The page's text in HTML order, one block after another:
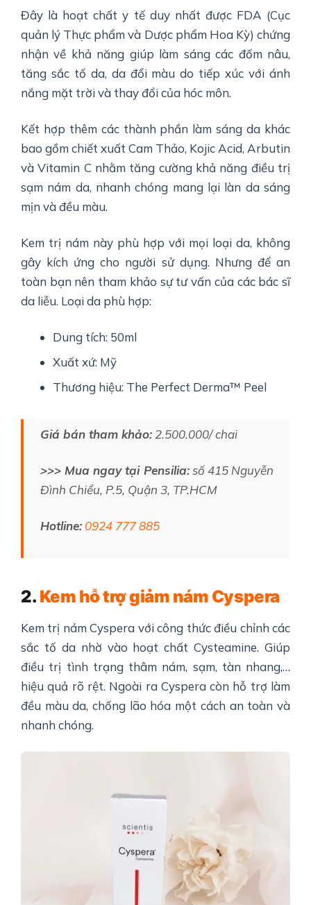
Đây là hoạt chất y tế duy nhất được FDA (Cục
quản lý Thực phẩm và Dược phẩm Hoa Kỳ) chứng
nhận về khả năng giúp làm sáng các đốm nâu,
tăng sắc tố da, da đổi màu do tiếp xúc với ánh
nắng mặt trời và thay đổi của hóc môn.
Kết hợp thêm các thành phần làm sáng da khác
bao gồm chiết xuất Cam Thảo, Kojic Acid, Arbutin
và Vitamin C nhằm tăng cường khả năng điều trị
sạm nám da, nhanh chóng mang lại làn da sáng
mịn và đều màu.
Kem trị nám này phù hợp với mọi loại da, không
gây kích ứng cho người sử dụng. Nhưng để an
toàn bạn nên tham khảo sự tư vấn của các bác sĩ
da liễu. Loại da phù hợp:
Dung tích: 50ml
Xuất xứ: Mỹ
Thương hiệu: The Perfect Derma™ Peel
Giá bán tham khảo:2.500.000/ chai
>>> Mua ngay tại Pensilia:số 415 Nguyễn
Đình Chiểu, P.5, Quận 3, TP.HCM
Hotline: 0924 777 885
2. Kem hỗ trợ giảm nám Cyspera
Kem trị nám Cyspera với công thức điều chỉnh các
sắc tố da nhờ vào hoạt chất Cysteamine. Giúp
điều trị tình trạng thâm nám, sạm, tàn nhang,…
hiệu quả rõ rệt. Ngoài ra Cyspera còn hỗ trợ làm
đều màu da, chống lão hóa một cách an toàn và
nhanh chóng.